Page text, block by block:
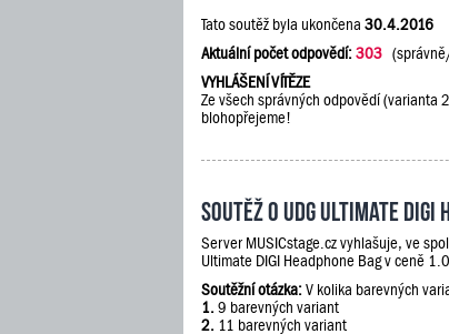
Tato soutěž byla ukončena 30.4.2016
Aktuální počet odpovědí:303
VYHLÁŠENÍ VÍTĚZE
Ze všech správných odpovědí (varianta
blohopřejeme!
Soutěž o UDG Ultimate DIGI
Server MUSICstage.cz vyhlašuje, ve
Ultimate DIGI Headphone Bag v ceně
Soutěžní otázka:V kolika barevných
1. 9 barevných variant
2. 11 barevných variant